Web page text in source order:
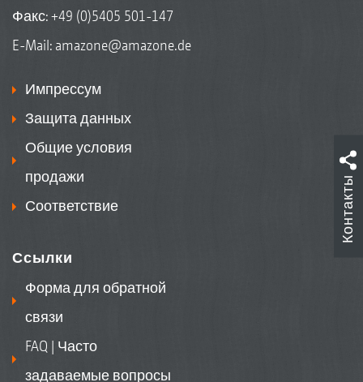
маты из полимера располагаются на
делается снимок матов с
находящимися на них удобрениями. С
учетом этого EasyCheck вычисляет
основании этих значений приложение
предлагает пользователю
поперечного распределения с
использованием распределителей
Amazone, что способствует быстрой
оптимизации менеджмента посевов.
Факс: +49 (0)5405 501-147
E-Mail: amazone@amazone.de
Импрессум
Защита данных
Общие условия
продажи
Соответствие
Ссылки
Форма для обратной
связи
FAQ | Часто
задаваемые вопросы
Контакты